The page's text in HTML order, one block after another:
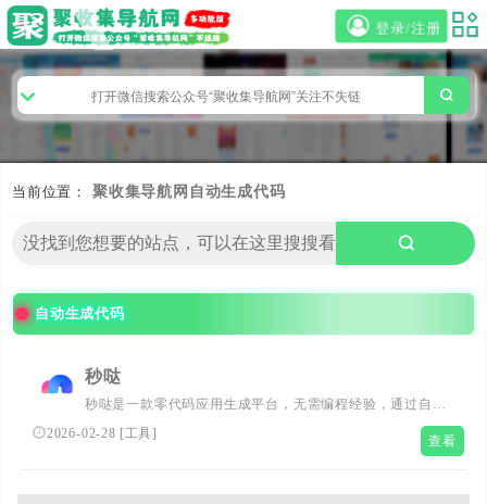
登录/注册
当前位置： 聚收集导航网 自动生成代码
自动生成代码
秒哒
秒哒是一款零代码应用生成平台，无需编程经验，通过自然
语言对话式和拖拽式搭建具有完整前后端的应用，一句话生
成各类应用，支持生成网站、小程序、H5、小游戏、小工
队，0成本极速上线，无需运维，一人即团队，让每个人都
2026-02-28 [工具] 查看